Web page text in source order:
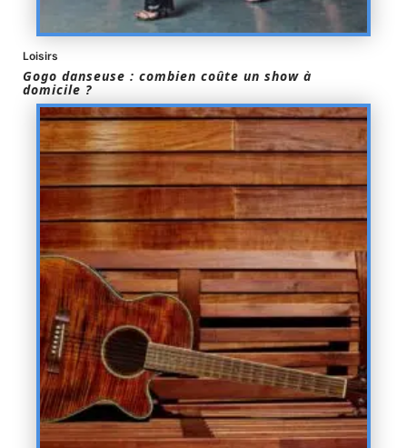
Loisirs
Gogo danseuse : combien coûte un show à
domicile ?